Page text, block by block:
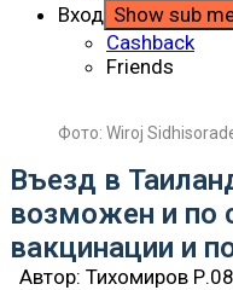
Вход Show sub
Cashback
Friends
Фото: Wiroj
Въезд в
возможен и по
вакцинации и
Автор: Тихомиров Р.